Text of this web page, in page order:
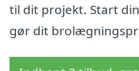
til dit projekt. Start
gør dit